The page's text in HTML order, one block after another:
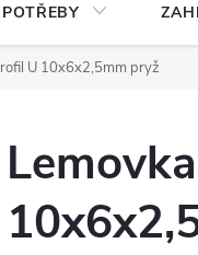
U 10x6x2,5mm pryž